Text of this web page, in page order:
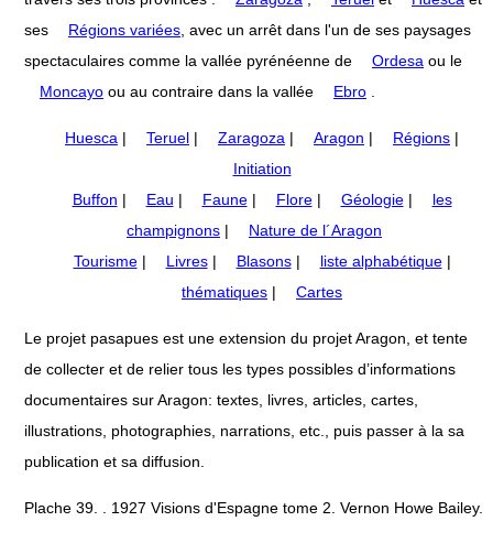
ses
Régions variées , avec un arrêt dans l'un de ses paysages
spectaculaires comme la vallée pyrénéenne de
Ordesa ou le
Moncayo ou au contraire dans la vallée Ebro
Huesca | Teruel | Zaragoza | Aragon | Régions |
Initiation
Buffon | Eau | Faune| Flore| Géologie|
les
champignons |
Nature de l´Aragon
Tourisme| Livres| Blasons| liste alphabétique|
thématiques | Cartes
Le projet pasapues est une extension du projet Aragon, et tente
de collecter et de relier tous les types possibles d’informations
documentaires sur Aragon: textes, livres, articles, cartes,
illustrations, photographies, narrations, etc., puis passer à la sa
publication et sa diffusion.
Plache 39. . 1927 Visions d'Espagne tome 2. Vernon Howe Bailey.